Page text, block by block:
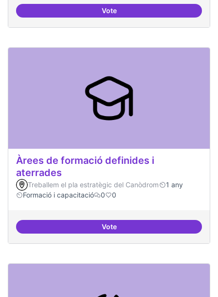
VoteMemòria HIstòrica
Àrees de formació definides i
aterrades
Treballem el pla estratègic del Canòdrom
1 any
Formació i capacitació
0 0
VoteÀrees de formació definides i